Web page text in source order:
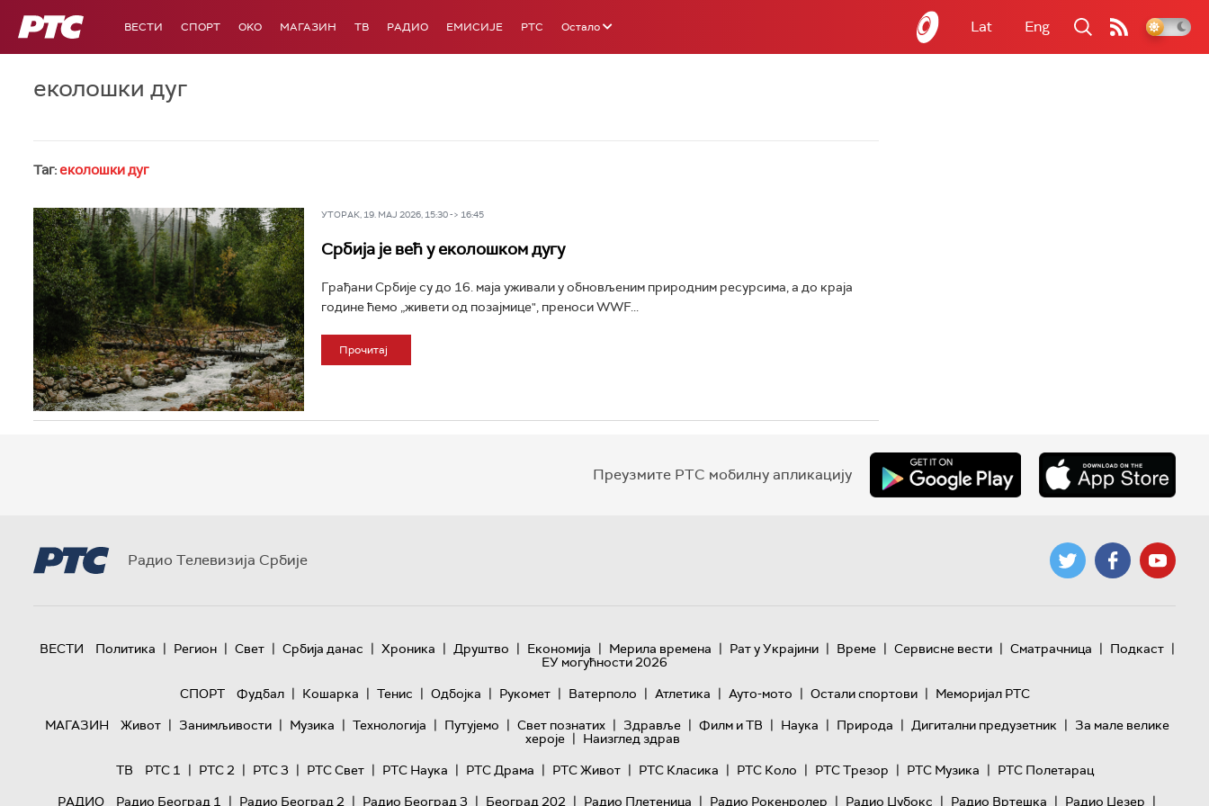
РТС ВЕСТИ СПОРТ OKO МАГАЗИН ТВ РАДИО ЕМИСИЈЕ РТС Остало Lat Eng
еколошки дуг
Таг:еколошки дуг
УТОРАК, 19. МАЈ 2026, 15:30 -> 16:45
Србија је већ у еколошком дугу
Грађани Србије су до 16. маја уживали у обновљеним природним ресурсима, а до краја
године ћемо „живети од позајмице", преноси WWF...
Прочитај
Преузмите РТС мобилну апликацију
Радио Телевизија Србије
ВЕСТИ Политика | Регион | Свет | Србија данас | Хроника | Друштво | Економија | Мерила времена | Рат у Украјини | Време | Сервисне вести | Сматрачница | Подкаст |
ЕУ могућности 2026
СПОРТ
Фудбал | Кошарка | Тенис | Одбојка | Рукомет | Ватерполо | Атлетика | Ауто-мото | Остали спортови | Меморијал РТС
МАГАЗИН
Живот | Занимљивости | Музика | Технологијa | Путујемо | Свет познатих | Здравље | Филм и ТВ | Наука | Природа | Дигитални предузетник | За мале велике
хероје | Наизглед здрав
ТВ
РТС 1 | РТС 2 | РТС 3 | РТС Свет | РТС Наука | РТС Драма | РТС Живот | РТС Класика | РТС Коло | РТС Трезор | РТС Музика | РТС Полетарац
РАДИО
Радио Београд 1 | Радио Београд 2 | Радио Београд 3 | Београд 202 | Радио Плетеница | Радио Рокенролер | Радио Џубокс | Радио Вртешка | Радио Џезер |